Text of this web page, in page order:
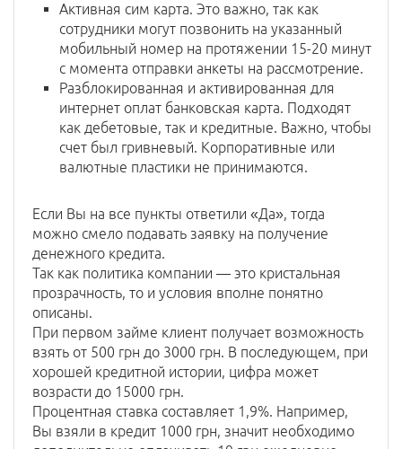
Активная сим карта. Это важно, так как
сотрудники могут позвонить на указанный
мобильный номер на протяжении 15-20 минут
с момента отправки анкеты на рассмотрение.
Разблокированная и активированная для
интернет оплат банковская карта. Подходят
как дебетовые, так и кредитные. Важно, чтобы
счет был гривневый. Корпоративные или
валютные пластики не принимаются.
Если Вы на все пункты ответили «Да», тогда
можно смело подавать заявку на получение
денежного кредита.
Так как политика компании — это кристальная
прозрачность, то и условия вполне понятно
описаны.
При первом займе клиент получает возможность
взять от 500 грн до 3000 грн. В последующем, при
хорошей кредитной истории, цифра может
возрасти до 15000 грн.
Процентная ставка составляет 1,9%. Например,
Вы взяли в кредит 1000 грн, значит необходимо